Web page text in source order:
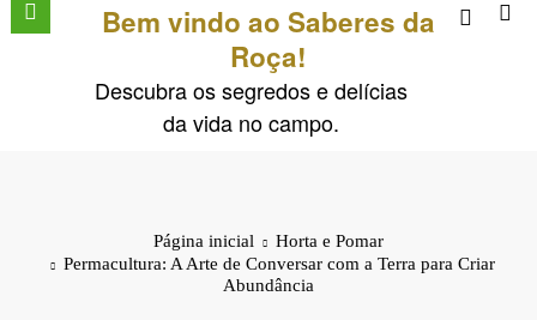
Bem vindo ao Saberes da
Roça!
Descubra os segredos e delícias
da vida no campo.
Página inicial
Horta e Pomar
Permacultura: A Arte de Conversar com a Terra para Criar
Abundância